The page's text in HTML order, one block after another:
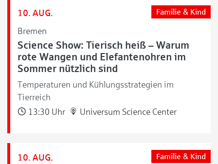
10. AUG.
Bremen
Familie & Kind
Science Show: Tierisch heiß – Warum
rote Wangen und Elefantenohren im
Sommer nützlich sind
Temperaturen und Kühlungsstrategien im
Tierreich
13:30 Uhr
Universum Science Center
10. AUG. Familie & Kind